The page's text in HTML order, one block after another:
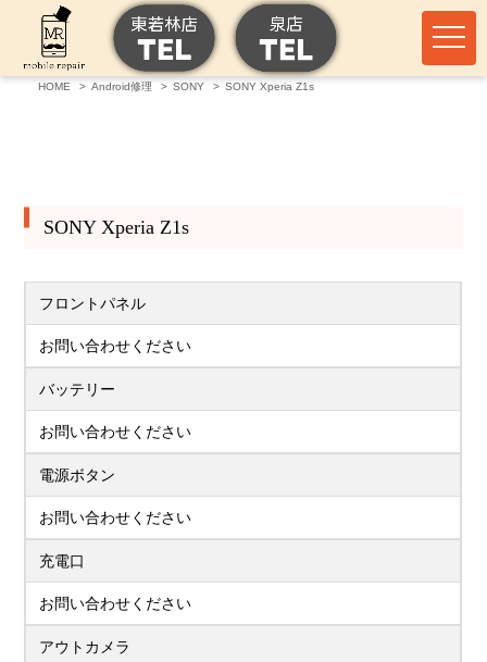
HOME Android修理 SONY SONY Xperia Z1s
SONY Xperia Z1s
フロントパネル
お問い合わせください
バッテリー
お問い合わせください
電源ボタン
お問い合わせください
充電口
お問い合わせください
アウトカメラ